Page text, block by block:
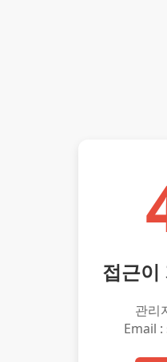
접근이
관리
Email